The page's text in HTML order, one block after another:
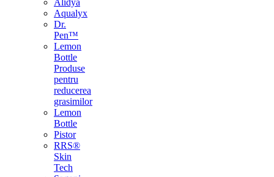
Alidya
Aqualyx
Dr.
Pen™
Lemon
Bottle
Produse
pentru
reducerea
grasimilor
Lemon
Bottle
Pistor
RRS®
Skin
Tech